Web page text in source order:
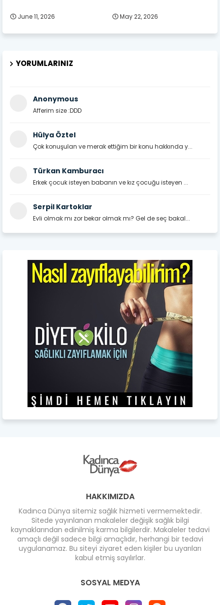
June 11, 2026 May 22, 2026
YORUMLARINIZ
Anonymous
Afferim size :DDD
Hülya Öztel
Çok konuşulan ve merak ettiğim bir konu hakkında y...
Türkan Kamburacı
Erkek çocuk isteyen babanın ve kız çocuğu isteyen ...
Serpil Kartoklar
Evli olmak mı zor bekar olmak mı? Gel de seç bakal...
HAKKIMIZDA
Kadınca Dünya sitemiz sağlık hizmeti vermemektedir.
Sitede yayınlanan makaleler değişik sağlık bilgi
kaynaklarından edinilmiş karma bilgilerdir. Makaleler tedavi
amaçlı değil sadece bilgi amaçlıdır, herhangi bir tedavi
uygulanamaz. Bu siteyi ziyaret eden kişiler bu uyarıları
kabul etmiş sayılırlar.
SOSYAL MEDYA